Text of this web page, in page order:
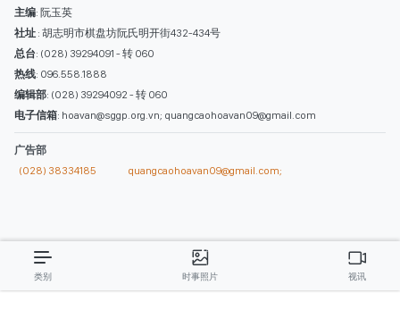
西贡解放报网版权所有
由越南新闻与传播部所属报刊局于2023年09月06日 签发第26/GP-CBC号许可
证
总编辑
副总编辑: 阮玉英、范文长、裴氏红霜、张德义、范氏云英、杨文光、阮德显、
总台: (028) 39294091 - 转 060
热线: 096.558.1888
编辑部: (028) 39294092 - 转 060